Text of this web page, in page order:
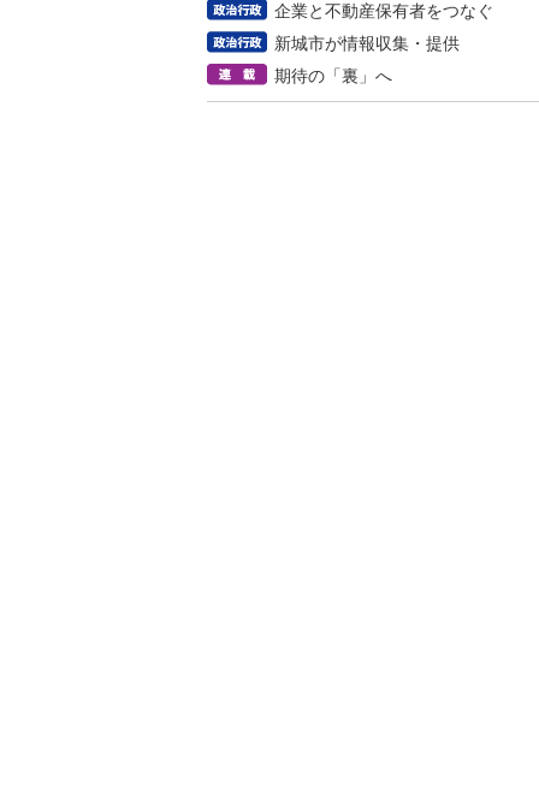
企業と不動産保有者をつなぐ
新城市が情報収集・提供
期待の「裏」へ